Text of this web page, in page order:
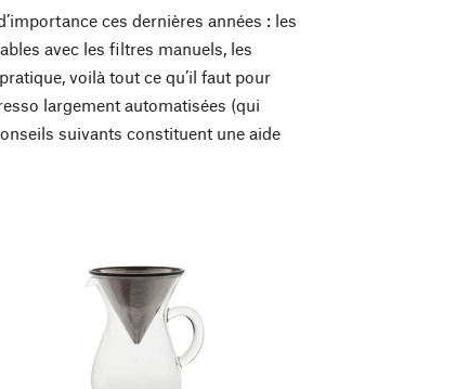
ces dernières années : les
avec les filtres manuels, les
voilà tout ce qu’il faut pour
largement automatisées (qui
suivants constituent une aide